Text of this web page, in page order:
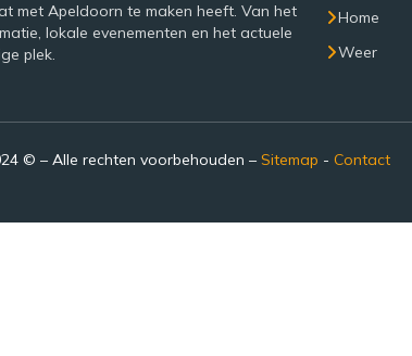
met Apeldoorn te maken heeft. Van het
lokale evenementen en het actuele
plek.
Home
Weer
© – Alle rechten voorbehouden – Sitemap - Contact